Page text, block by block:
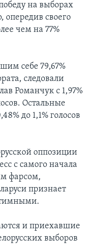
на выборах
своего
чем на 77%
себе 79,67%
следовали
Романчук с 1,97%
Остальные
до 1,1% голосов
оппозиции
с самого начала
фарсом,
признает
и приехавшие
выборов